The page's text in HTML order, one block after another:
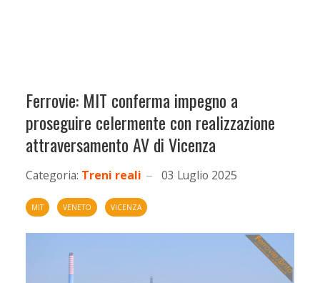
Ferrovie: MIT conferma impegno a
proseguire celermente con realizzazione
attraversamento AV di Vicenza
Categoria: Treni reali 03 Luglio 2025
MIT VENETO VICENZA